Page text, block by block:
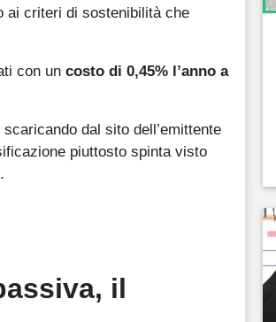
ai criteri di sostenibilità che
con un costo di 0,45% l’anno a
dal sito dell’emittente
piuttosto spinta visto
il